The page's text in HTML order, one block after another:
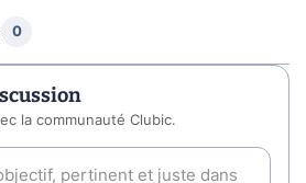
0
la communauté Clubic.